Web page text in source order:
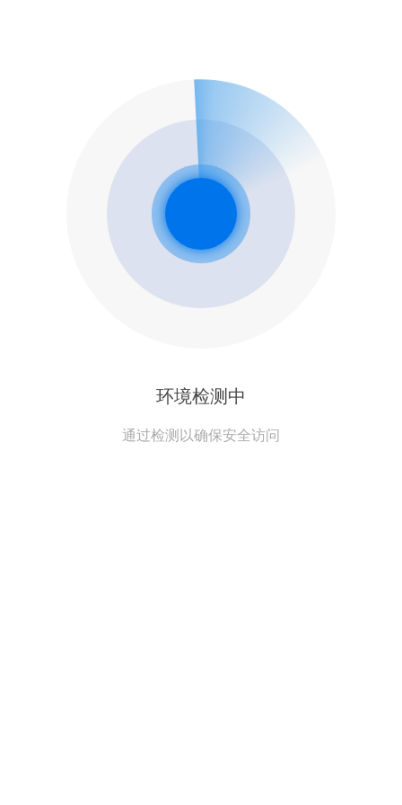
环境检测中
通过检测以确保安全访问